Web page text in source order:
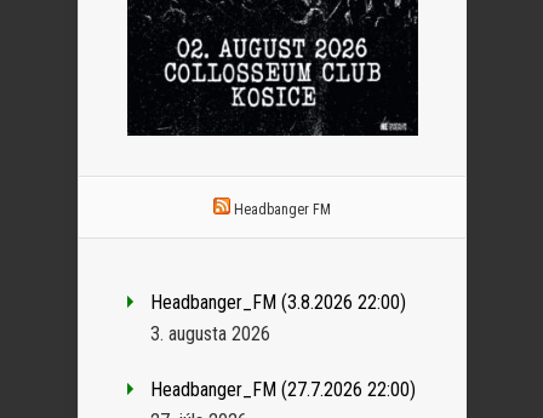
Headbanger FM
Headbanger_FM (3.8.2026 22:00)
3. augusta 2026
Headbanger_FM (27.7.2026 22:00)